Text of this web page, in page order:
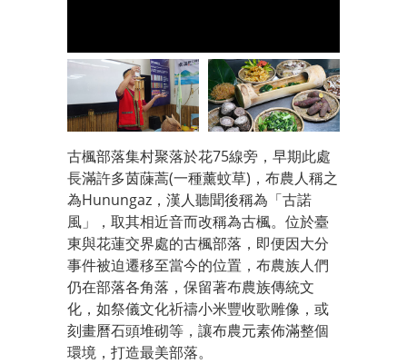
古楓部落集村聚落於花75線旁，早期此處
長滿許多茵蔯蒿(一種薰蚊草)，布農人稱之
為Hunungaz，漢人聽聞後稱為「古諾
風」，取其相近音而改稱為古楓。位於臺
東與花蓮交界處的古楓部落，即便因大分
事件被迫遷移至當今的位置，布農族人們
仍在部落各角落，保留著布農族傳統文
化，如祭儀文化祈禱小米豐收歌雕像，或
刻畫曆石頭堆砌等，讓布農元素佈滿整個
環境，打造最美部落。